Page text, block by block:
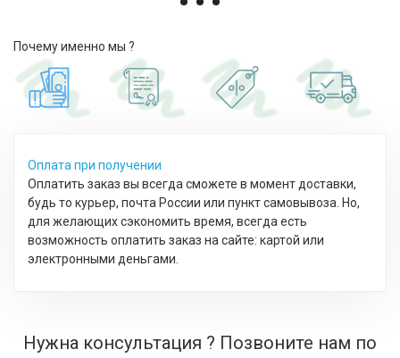
Почему именно мы ?
Оплата при получении
Оплатить заказ вы всегда сможете в момент доставки,
будь то курьер, почта России или пункт самовывоза. Но,
для желающих сэкономить время, всегда есть
возможность оплатить заказ на сайте: картой или
электронными деньгами.
Нужна консультация ? Позвоните нам по